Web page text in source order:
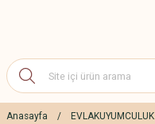
Anasayfa EVLAKUYUMCULUK